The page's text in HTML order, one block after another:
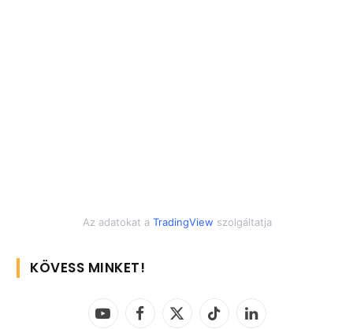
Az adatokat a TradingView szolgáltatja
KÖVESS MINKET!
YouTubeFacebook
X
TikTok LinkedIn